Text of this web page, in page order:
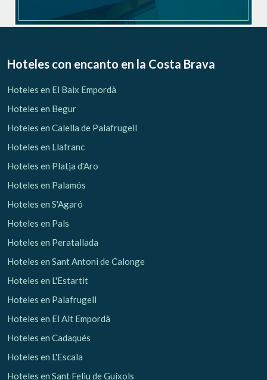
Hoteles con encanto en la Costa Brava
Hoteles en El Baix Empordà
Hoteles en Begur
Hoteles en Calella de Palafrugell
Hoteles en Llafranc
Hoteles en Platja d'Aro
Hoteles en Palamós
Hoteles en S'Agaró
Hoteles en Pals
Hoteles en Peratallada
Hoteles en Sant Antoni de Calonge
Hoteles en L'Estartit
Hoteles en Palafrugell
Hoteles en El Alt Empordà
Hoteles en Cadaqués
Hoteles en L'Escala
Hoteles en Sant Feliu de Guíxols